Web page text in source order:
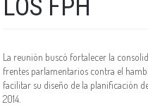
LOS FPH
La reunión buscó fortalecer la
frentes parlamentarios contra el
facilitar su diseño de la planificación
2014.